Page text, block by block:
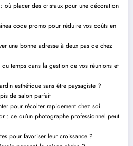
où placer des cristaux pour une décoration
code promo pour réduire vos coûts en
une bonne adresse à deux pas de chez
temps dans la gestion de vos réunions et
esthétique sans être paysagiste ?
de salon parfait
pour récolter rapidement chez soi
: ce qu’un photographe professionnel peut
pour favoriser leur croissance ?